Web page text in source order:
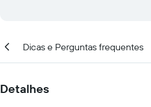
Dicas e Perguntas frequentes
Detalhes